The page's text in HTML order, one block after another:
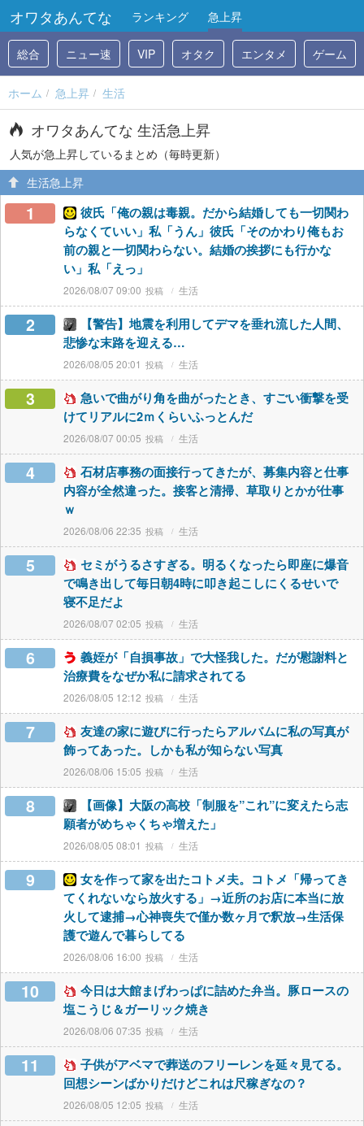
オワタあんてな ランキング 急上昇
総合 ニュー速 VIP オタク エンタメ ゲーム
ホーム 急上昇 生活
オワタあんてな 生活急上昇
人気が急上昇しているまとめ（毎時更新）
生活急上昇
1
彼氏「俺の親は毒親。だから結婚しても一切関わ
らなくていい」私「うん」彼氏「そのかわり俺もお
前の親と一切関わらない。結婚の挨拶にも行かな
い」私「えっ」
2026/08/07 09:00 生活
2
【警告】地震を利用してデマを垂れ流した人間、
悲惨な末路を迎える…
2026/08/05 20:01 生活
3
急いで曲がり角を曲がったとき、すごい衝撃を受
けてリアルに2ｍくらいふっとんだ
2026/08/07 00:05 生活
4
石材店事務の面接行ってきたが、募集内容と仕事
内容が全然違った。接客と清掃、草取りとかが仕事
ｗ
2026/08/06 22:35 生活
5
セミがうるさすぎる。明るくなったら即座に爆音
で鳴き出して毎日朝4時に叩き起こしにくるせいで
寝不足だよ
2026/08/07 02:05 生活
6
義姪が「自損事故」で大怪我した。だが慰謝料と
治療費をなぜか私に請求されてる
2026/08/05 12:12 生活
7
友達の家に遊びに行ったらアルバムに私の写真が
飾ってあった。しかも私が知らない写真
2026/08/06 15:05 生活
8
【画像】大阪の高校「制服を”これ”に変えたら志
願者がめちゃくちゃ増えた」
2026/08/05 08:01 生活
9
女を作って家を出たコトメ夫。コトメ「帰ってき
てくれないなら放火する」→近所のお店に本当に放
火して逮捕→心神喪失で僅か数ヶ月で釈放→生活保
護で遊んで暮らしてる
2026/08/06 16:00 生活
10
今日は大館まげわっぱに詰めた弁当。豚ロースの
塩こうじ＆ガーリック焼き
2026/08/06 07:35 生活
11
子供がアベマで葬送のフリーレンを延々見てる。
回想シーンばかりだけどこれは尺稼ぎなの？
2026/08/05 12:05 生活